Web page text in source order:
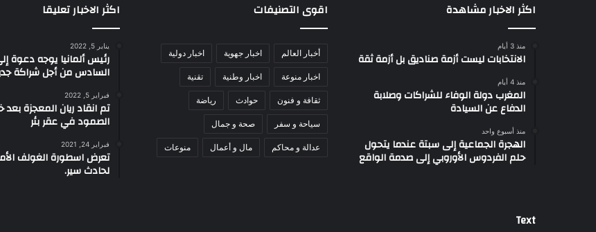
اكثر الاخبار مشاهدة
منذ 3 أيام
الانتخابات ليست أزمة صناديق بل أزمة ثقة
منذ 4 أيام
المغرب دولة الوفاء للشراكات وصلابة
الدفاع عن السيادة
منذ أسبوع واحد
الهجرة الجماعية إلى سبتة عندما يتحول
حلم الفردوس الأوروبي إلى صدمة الواقع
اقوى التصنيفات
أخبار العالم اخبار جهوية اخبار دولية
اخبار منوعة اخبار وطنية تقنية
ثقافة و فنون حوادث رياضة
سياحة و سفر صحة و جمال
عدالة و محاكم مال و أعمال منوعات
اكثر الاخبار تعليقا
يناير 5, 2022
رئيس ألمانيا يوجه دعوة
السادس من أجل شراكة
فبراير 5, 2022
تم انقاد ريان المعجزة
الصمود في عقر بئر
فبراير 24, 2021
تعرض اسطورة الغولف
لحادث سير.
Text